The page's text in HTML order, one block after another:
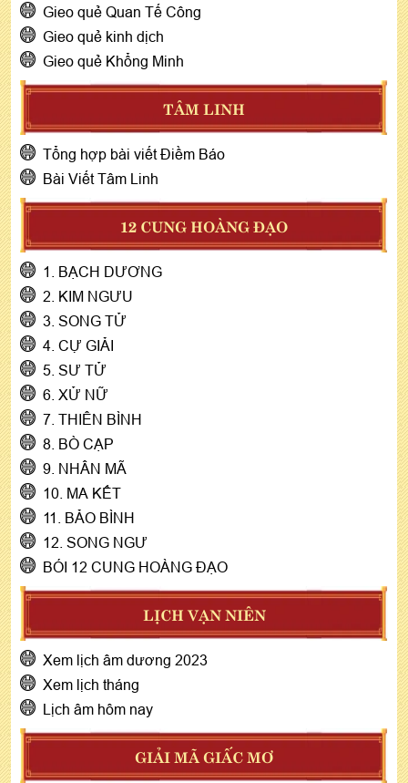
Gieo quẻ Quan Tế Công
Gieo quẻ kinh dịch
Gieo quẻ Khổng Minh
TÂM LINH
Tổng hợp bài viết Điềm Báo
Bài Viết Tâm Linh
12 CUNG HOÀNG ĐẠO
1. BẠCH DƯƠNG
2. KIM NGƯU
3. SONG TỬ
4. CỰ GIẢI
5. SƯ TỬ
6. XỬ NỮ
7. THIÊN BÌNH
8. BÒ CẠP
9. NHÂN MÃ
10. MA KẾT
11. BẢO BÌNH
12. SONG NGƯ
BÓI 12 CUNG HOÀNG ĐẠO
LỊCH VẠN NIÊN
Xem lịch âm dương 2023
Xem lịch tháng
Lịch âm hôm nay
GIẢI MÃ GIẤC MƠ